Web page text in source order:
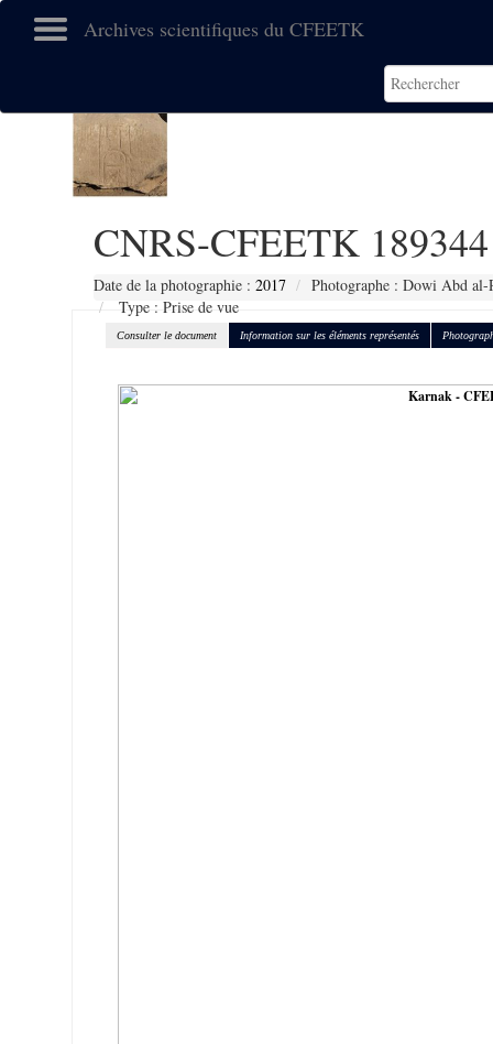
Archives scientifiques du CFEETK
CNRS-CFEETK 189344
Date de la photographie : 2017
Photographe : Dowi Abd
Type : Prise de vue
Consulter le document Information sur les éléments représentés